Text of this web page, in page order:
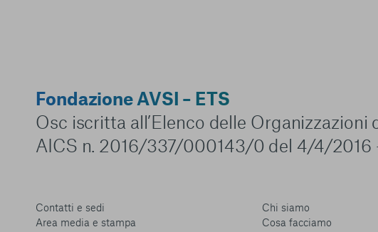
Fondazione AVSI – ETS
Osc iscritta all’Elenco delle
AICS n. 2016/337/000143/0 del 4/4/2016
Contatti e sedi
Area media e stampa
Chi siamo
Cosa facciamo